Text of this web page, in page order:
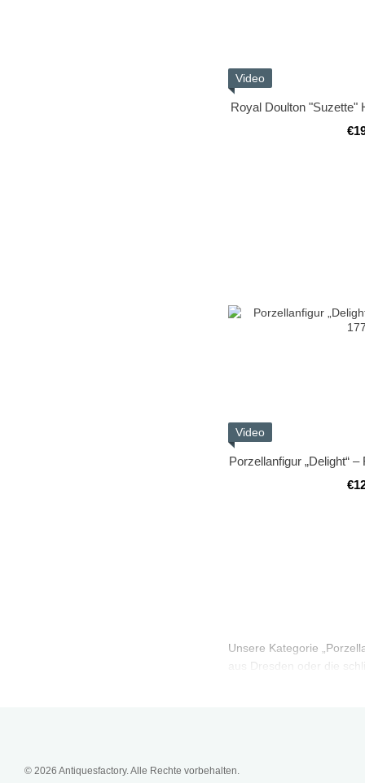
Unsere Kategorie
aus Dresden oder die
Video
Royal Doulton "Suzette"
Video
Porzellanfigur „Delight“
© 2026 Antiquesfactory. Alle Rechte vorbehalten.